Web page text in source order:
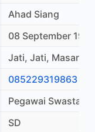
Ahad Siang
08 September 1965
Jati, Jati, Masaran,
085229319863
Pegawai Swasta
SD